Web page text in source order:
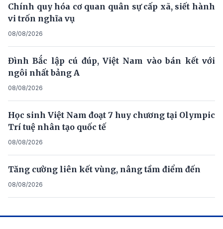
Chính quy hóa cơ quan quân sự cấp xã, siết hành
vi trốn nghĩa vụ
08/08/2026
Đình Bắc lập cú đúp, Việt Nam vào bán kết với
ngôi nhất bảng A
08/08/2026
Học sinh Việt Nam đoạt 7 huy chương tại Olympic
Trí tuệ nhân tạo quốc tế
08/08/2026
Tăng cường liên kết vùng, nâng tầm điểm đến
08/08/2026